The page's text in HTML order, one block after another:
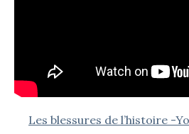
Les blessures de l’histoire -